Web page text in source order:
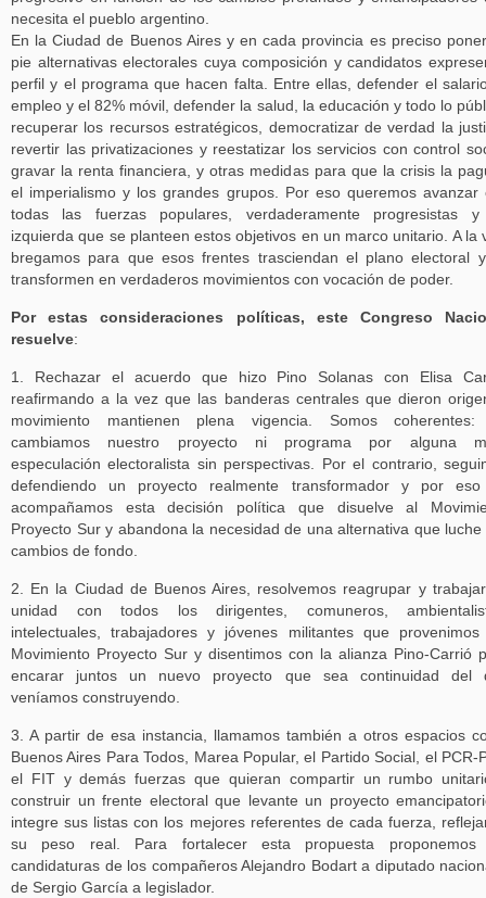
necesita el pueblo argentino.
En la Ciudad de Buenos Aires y en cada provincia es preciso
pie alternativas electorales cuya composición y candidatos
perfil y el programa que hacen falta. Entre ellas, defender el
empleo y el 82% móvil, defender la salud, la educación y todo lo
recuperar los recursos estratégicos, democratizar de verdad la
revertir las privatizaciones y reestatizar los servicios con control
gravar la renta financiera, y otras medidas para que la crisis la
el imperialismo y los grandes grupos. Por eso queremos avanzar
todas las fuerzas populares, verdaderamente progresistas
izquierda que se planteen estos objetivos en un marco unitario. A la
bregamos para que esos frentes trasciendan el plano electoral
transformen en verdaderos movimientos con vocación de poder.
Por estas consideraciones políticas, este Congreso
resuelve:
1. Rechazar el acuerdo que hizo Pino Solanas con Elisa
reafirmando a la vez que las banderas centrales que dieron
movimiento mantienen plena vigencia. Somos
cambiamos nuestro proyecto ni programa por alguna
especulación electoralista sin perspectivas. Por el contrario,
defendiendo un proyecto realmente transformador y por
acompañamos esta decisión política que disuelve al
Proyecto Sur y abandona la necesidad de una alternativa que luche
cambios de fondo.
2. En la Ciudad de Buenos Aires, resolvemos reagrupar y
unidad con todos los dirigentes, comuneros,
intelectuales, trabajadores y jóvenes militantes que provenimos
Movimiento Proyecto Sur y disentimos con la alianza Pino-Carrió
encarar juntos un nuevo proyecto que sea continuidad del
veníamos construyendo.
3. A partir de esa instancia, llamamos también a otros espacios
Buenos Aires Para Todos, Marea Popular, el Partido Social, el PCR-
el FIT y demás fuerzas que quieran compartir un rumbo
construir un frente electoral que levante un proyecto
integre sus listas con los mejores referentes de cada fuerza,
su peso real. Para fortalecer esta propuesta proponemos
candidaturas de los compañeros Alejandro Bodart a diputado
de Sergio García a legislador.